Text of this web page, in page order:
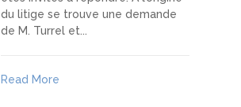
du litige se trouve une demande
de M. Turrel et...
Read More